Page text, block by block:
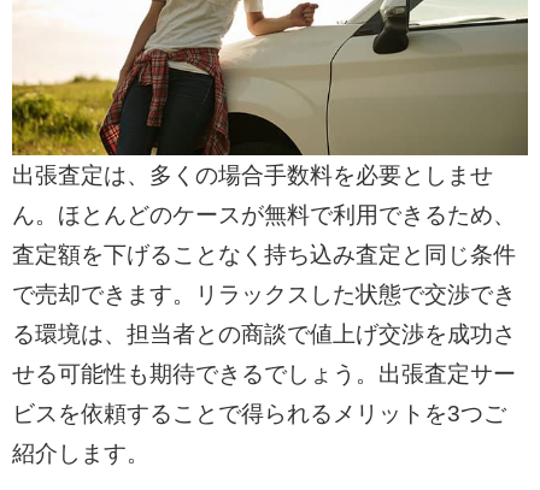
出張査定は、多くの場合手数料を必要としませ
ん。ほとんどのケースが無料で利用できるため、
査定額を下げることなく持ち込み査定と同じ条件
で売却できます。リラックスした状態で交渉でき
る環境は、担当者との商談で値上げ交渉を成功さ
せる可能性も期待できるでしょう。出張査定サー
ビスを依頼することで得られるメリットを3つご
紹介します。